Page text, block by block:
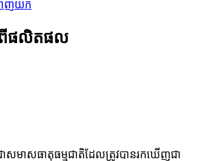
ាញយក
ពីផលិតផល
ាសមាសធាតុធម្មជាតិដែលត្រូវបានរកឃើញជា